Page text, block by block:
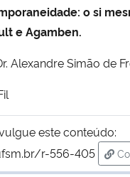
o si
e Agamben.
Alexandre Simão de
este conteúdo:
r-556-405